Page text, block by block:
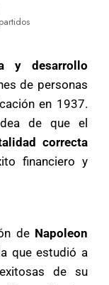
y desarrollo
de personas
en 1937.
de que el
correcta
financiero y
de Napoleon
que estudió a
de su